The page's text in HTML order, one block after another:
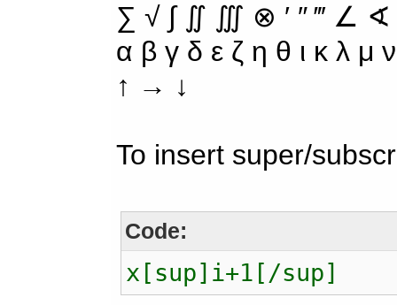
∑ √ ∫ ∬ ∭ ⊗ ′ ″ ‴ ∠
α β γ δ ε ζ η θ ι κ λ
↑ → ↓
To insert super/
Code:
x[sup]i+1[/sup]